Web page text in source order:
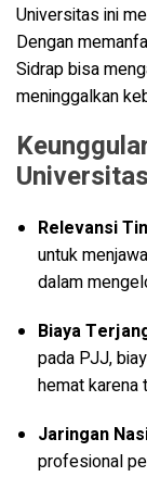
Universitas ini
Dengan
Sidrap bisa
meninggalkan
Relevansi
untuk
dalam
Biaya
pada PJJ,
hemat karena
Jaringan
profesional